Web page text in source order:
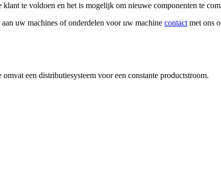
te voldoen en het is mogelijk om nieuwe componenten te
uw machines of onderdelen voor uw machine contact met ons
een distributiesysteem voor een constante productstroom.